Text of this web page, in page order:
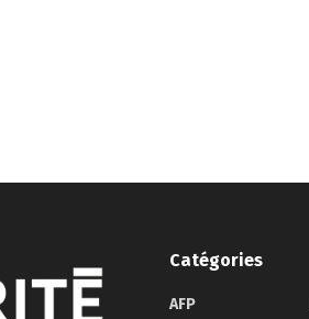
Catégories
AFP